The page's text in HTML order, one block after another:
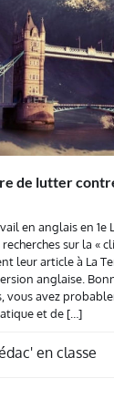
de lutter
en anglais en 1e
sur la «
leur article à La
anglaise.
vous avez
et de […]
en classe